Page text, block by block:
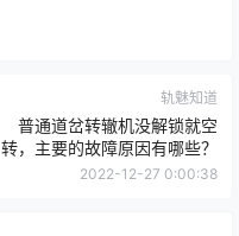
轨魅知道
普通道岔转辙机没解锁就空
转，主要的故障原因有哪些？
2022-12-27 0:00:38